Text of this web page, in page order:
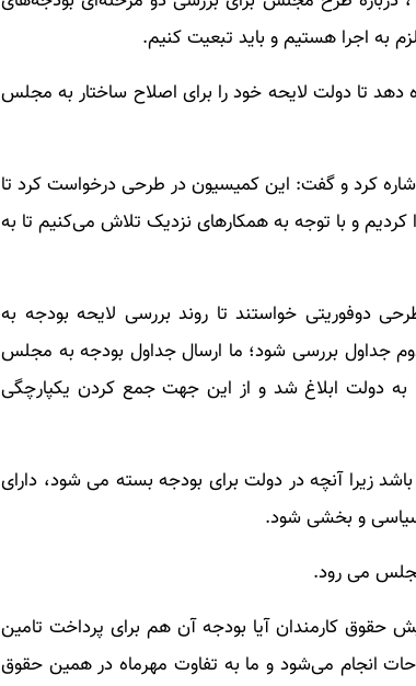
به اجرا هستیم و باید تبعیت کنیم.
تا دولت لایحه خود را برای اصلاح ساختار به مجلس
کرد و گفت: این کمیسیون در طرحی درخواست کرد تا
و با توجه به همکارهای نزدیک تلاش می‌کنیم تا به
دوفوریتی خواستند تا روند بررسی لایحه بودجه به
جداول بررسی شود؛ ما ارسال جداول بودجه به مجلس
را به صلاح نمی دانیم زیرا مردادماه امسال جداول بودجه ۱۴۰۱ به دولت ابلاغ شد و از این جهت جمع کردن یکپارچگی
زیرا آنچه در دولت برای بودجه بسته می شود، دارای
و بخشی شود.
حقوق کارمندان آیا بودجه آن هم برای پرداخت تامین
انجام می‌شود و ما به تفاوت مهرماه در همین حقوق